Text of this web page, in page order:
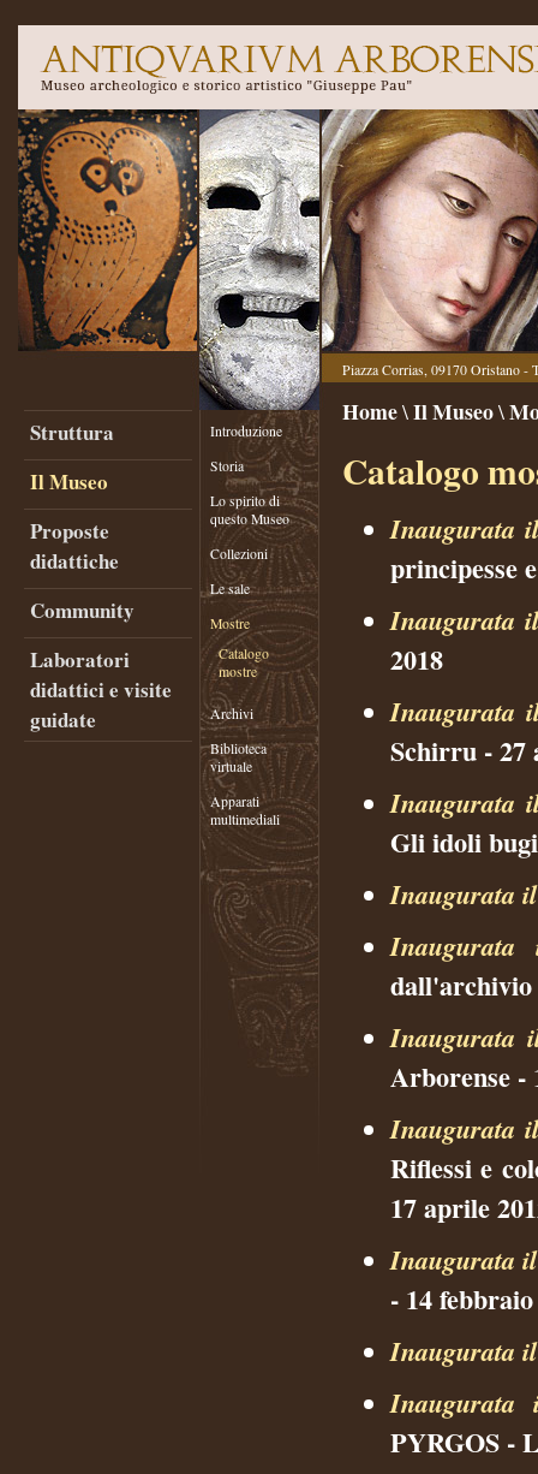
Piazza Corrias, 09170 Oristano -
Struttura
Il Museo
Proposte
didattiche
Community
Laboratori
didattici e visite
guidate
Introduzione
Storia
Lo spirito di
questo Museo
Collezioni
Le sale
Mostre
Catalogo
mostre
Archivi
Biblioteca
virtuale
Apparati
multimediali
Home\Il Museo\
Catalogo
Inaugurata
principesse
Inaugurata
2018
Inaugurata
Schirru - 27
Inaugurata
Gli idoli
Inaugurata
Inaugurata
dall'archivio
Inaugurata
Arborense -
Inaugurata
Riflessi e
17 aprile
Inaugurata
- 14
Inaugurata
Inaugurata
PYRGOS -